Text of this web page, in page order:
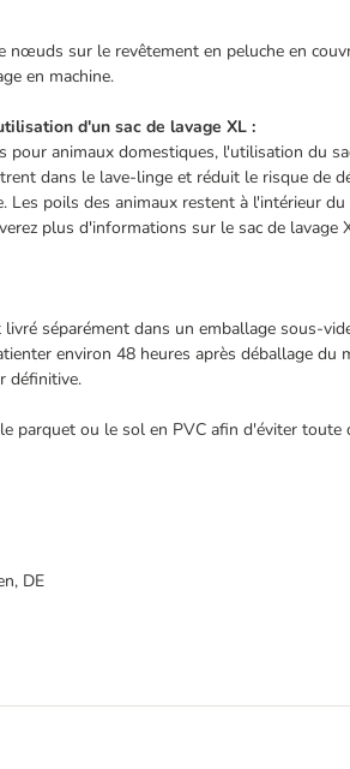
nœuds sur le revêtement en peluche en
en machine.
d'un sac de lavage XL :
pour animaux domestiques, l'utilisation du
dans le lave-linge et réduit le risque de
Les poils des animaux restent à l'intérieur
plus d'informations sur le sac de lavage
séparément dans un emballage sous-
environ 48 heures après déballage du
définitive.
parquet ou le sol en PVC afin d'éviter
DE